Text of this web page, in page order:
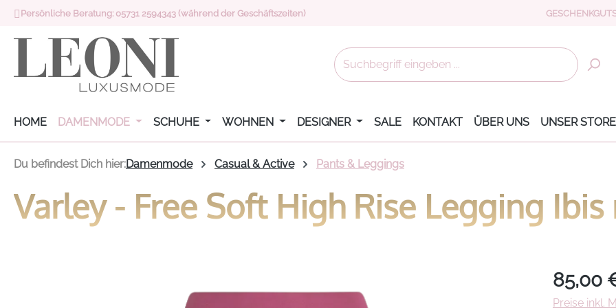
Hauptinhalt springen
Zur Suche springen
Zur Hauptnavigation springen
Persönliche Beratung: 05731 2594343 (während der Geschäftszeiten)
HOME DAMENMODE SCHUHE WOHNEN DESIGNER SALE KONTAKT ÜBER UNS UNSER STORE
Du befindest Dich hier:Damenmode Casual & Active Pants & Leggings
Varley - Free Soft High Rise Legging Ibis
Regulärer
85,00
Preise inkl.